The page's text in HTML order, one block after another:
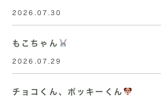
2026.07.30
もこちゃん
2026.07.29
チョコくん、ポッキーくん